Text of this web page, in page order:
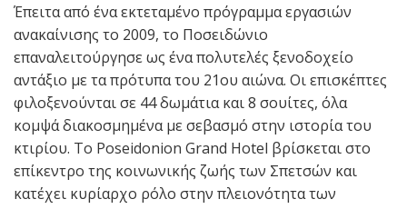
Έπειτα από ένα εκτεταμένο πρόγραμμα εργασιών
ανακαίνισης το 2009, το Ποσειδώνιο
επαναλειτούργησε ως ένα πολυτελές ξενοδοχείο
αντάξιο με τα πρότυπα του 21ου αιώνα. Οι επισκέπτες
φιλοξενούνται σε 44 δωμάτια και 8 σουίτες, όλα
κομψά διακοσμημένα με σεβασμό στην ιστορία του
κτιρίου. Το Poseidonion Grand Hotel βρίσκεται στο
επίκεντρο της κοινωνικής ζωής των Σπετσών και
κατέχει κυρίαρχο ρόλο στην πλειονότητα των